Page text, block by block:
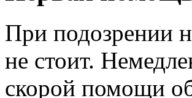
При подозрении
не стоит.
скорой помощи